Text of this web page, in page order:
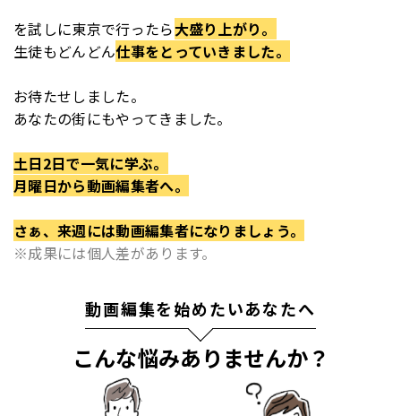
を試しに東京で行ったら大盛り上がり。
生徒もどんどん仕事をとっていきました。
お待たせしました。
あなたの街にもやってきました。
土日2日で一気に学ぶ。
月曜日から動画編集者へ。
さぁ、来週には動画編集者になりましょう。
※成果には個人差があります。
動画編集を始めたいあなたへ
こんな悩みありませんか？